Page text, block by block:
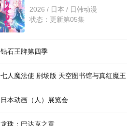
2026 / 日本 / 日韩动漫
状态：更新第05集
钻石王牌第四季
七人魔法使 剧场版 天空图书馆与真红魔王
日本动画（人）展览会
龙珠：巴达克之章